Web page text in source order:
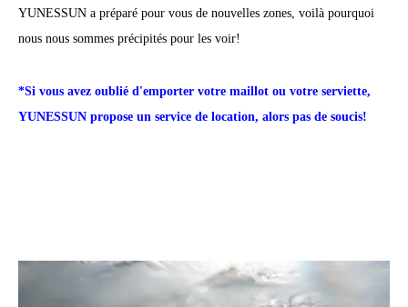
YUNESSUN a préparé pour vous de nouvelles zones, voilà pourquoi
nous nous sommes précipités pour les voir!
*Si vous avez oublié d'emporter votre maillot ou votre serviette,
YUNESSUN propose un service de location, alors pas de soucis!